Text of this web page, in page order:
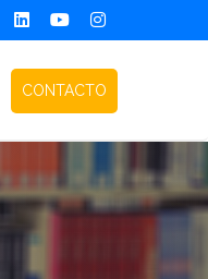
CONTACTO